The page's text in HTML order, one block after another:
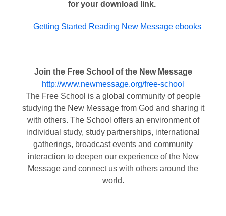
for your download link.
Getting Started Reading New Message ebooks
Join the Free School of the New Message
http://www.newmessage.org/free-school
The Free School is a global community of people
studying the New Message from God and sharing it
with others. The School offers an environment of
individual study, study partnerships, international
gatherings, broadcast events and community
interaction to deepen our experience of the New
Message and connect us with others around the
world.